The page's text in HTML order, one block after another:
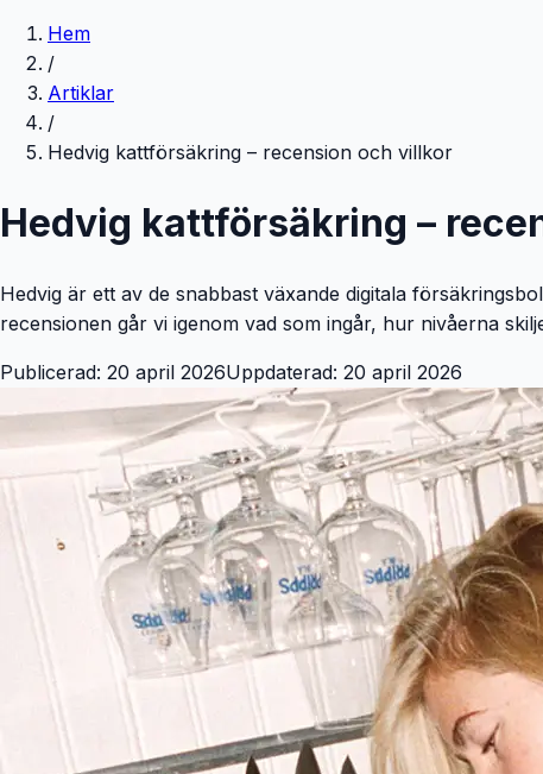
Hem
/
Artiklar
/
Hedvig kattförsäkring – recension och villkor
Hedvig kattförsäkring –
Hedvig är ett av de snabbast växande digitala
recensionen går vi igenom vad som ingår, hur nivåerna
Publicerad: 20 april 2026Uppdaterad: 20 april 2026